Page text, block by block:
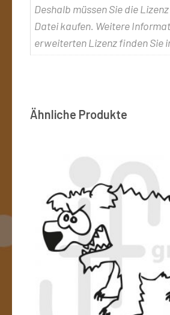
Deshalb müssen Sie die
Datei kaufen. Weitere
erweiterten Lizenz finden Sie
Ähnliche Produkte